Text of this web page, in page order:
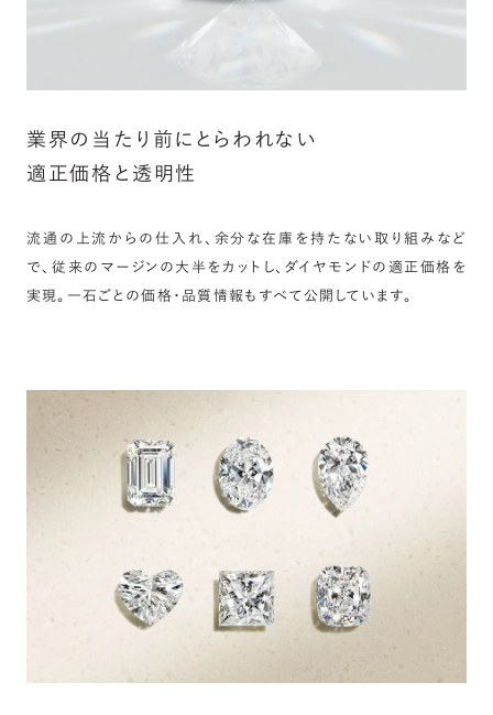
業界の当たり前にとらわれない
適正価格と透明性
流通の上流からの仕入れ、余分な在庫を持たない取り組みなど
で、従来のマージンの大半をカットし、ダイヤモンドの適正価格を
実現。一石ごとの価格・品質情報もすべて公開しています。